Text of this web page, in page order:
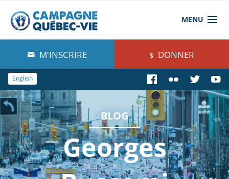
MENU
À propos de nous
Blog
Comprendre
Agir
Boutique
M'INSCRIRE DONNER
English
BLOG
Georges